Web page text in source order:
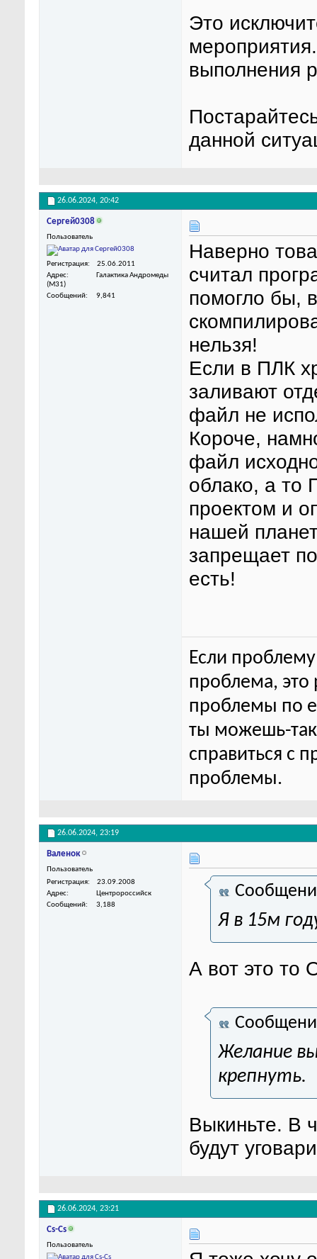
Это
выполнения
данной
26.06.2024, 20:42
Сергей0308
Пользователь
Регистрация
25.06.2011
Адрес
Галактика Андромеды
(M31)
Сообщений
9,841
Наверно
считал
помогло бы,
нельзя!
Если в ПЛК
заливают
файл не
Короче,
файл
облако, а то
проектом и
нашей
запрещает
есть!
Если
проблема, это
проблемы по
ты можешь-
справиться с
проблемы.
26.06.2024, 23:19
Валенок
Пользователь
Регистрация
23.09.2008
Адрес
Центророссийск
Сообщений
3,188
Я в 15м
А вот это то
Желание
крепнуть.
Выкиньте. В
будут
26.06.2024, 23:21
Cs-Cs
Пользователь